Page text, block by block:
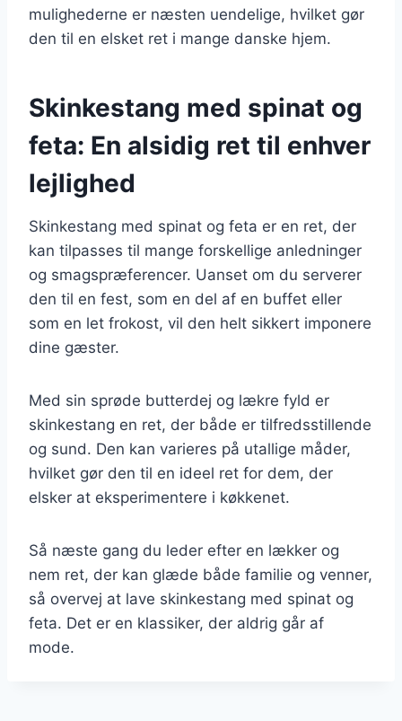
mulighederne er næsten uendelige, hvilket gør
den til en elsket ret i mange danske hjem.
Skinkestang med spinat og
feta: En alsidig ret til enhver
lejlighed
Skinkestang med spinat og feta er en ret, der
kan tilpasses til mange forskellige anledninger
og smagspræferencer. Uanset om du serverer
den til en fest, som en del af en buffet eller
som en let frokost, vil den helt sikkert imponere
dine gæster.
Med sin sprøde butterdej og lækre fyld er
skinkestang en ret, der både er tilfredsstillende
og sund. Den kan varieres på utallige måder,
hvilket gør den til en ideel ret for dem, der
elsker at eksperimentere i køkkenet.
Så næste gang du leder efter en lækker og
nem ret, der kan glæde både familie og venner,
så overvej at lave skinkestang med spinat og
feta. Det er en klassiker, der aldrig går af
mode.